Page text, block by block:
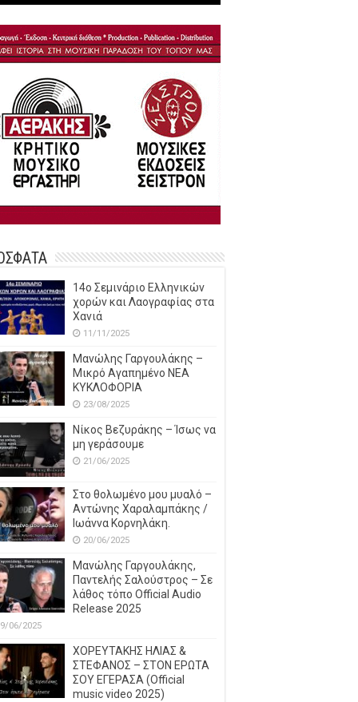
14o Σεμινάριο Ελληνικών
χορών και Λαογραφίας στα
Χανιά
11/11/2025
Μανώλης Γαργουλάκης –
Μικρό Αγαπημένο NEΑ
ΚΥΚΛΟΦΟΡΙΑ
23/08/2025
Νίκος Βεζυράκης – Ίσως να
μη γεράσουμε
21/06/2025
Στο θολωμένο μου μυαλό –
Αντώνης Χαραλαμπάκης /
Ιωάννα Κορνηλάκη.
20/06/2025
Μανώλης Γαργουλάκης,
Παντελής Σαλούστρος – Σε
λάθος τόπο Official Audio
Release 2025
06/2025
ΧΟΡΕΥΤΑΚΗΣ ΗΛΙΑΣ &
ΣΤΕΦΑΝΟΣ – ΣΤΟΝ ΕΡΩΤΑ
ΣΟΥ ΕΓΕΡΑΣΑ (Official
music video 2025)